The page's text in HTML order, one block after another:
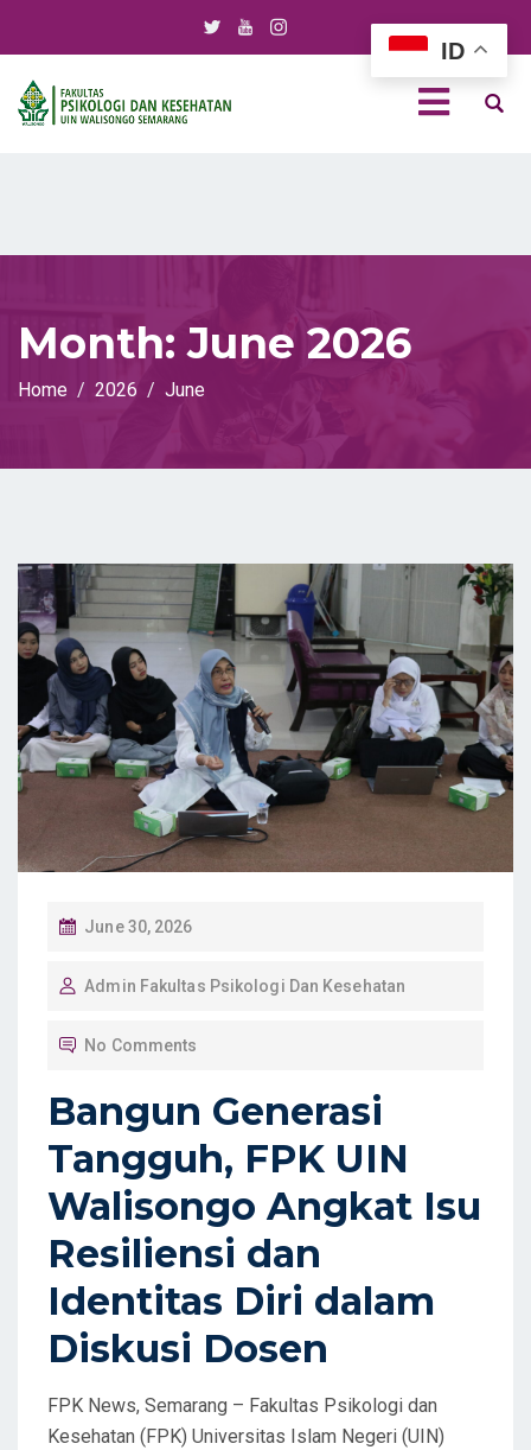
Month:June 2026
Home 2026 June
P
S
O
N
June 30, 2026
Admin Fakultas Psikologi Dan Kesehatan
No Comments
Bangun Generasi
Tangguh, FPK UIN
Walisongo Angkat Isu
Resiliensi dan
Identitas Diri dalam
Diskusi Dosen
FPK News, Semarang – Fakultas Psikologi dan
Kesehatan (FPK) Universitas Islam Negeri (UIN)
ID